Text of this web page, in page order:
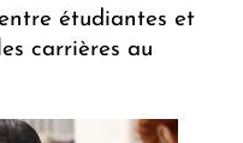
étudiantes et
carrières au